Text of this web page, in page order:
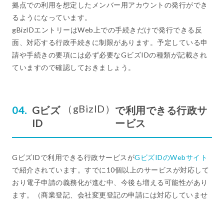
拠点での利用を想定したメンバー用アカウントの発行ができ
るようになっています。
gBizIDエントリーはWeb上での手続きだけで発行できる反
面、対応する行政手続きに制限があります。予定している申
請や手続きの要項には必ず必要なGビズIDの種類が記載され
ていますので確認しておきましょう。
Gビズ
ID
（gBizID） で利用できる行政サ
ービス
GビズIDで利用できる行政サービスがGビズIDのWebサイト
で紹介されています。すでに10個以上のサービスが対応して
おり電子申請の義務化が進む中、今後も増える可能性があり
ます。（商業登記、会社変更登記の申請には対応していませ